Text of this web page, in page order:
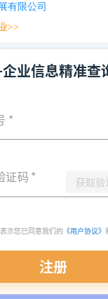
有限公司
>>
业信息精准查
*
证码 * 获取验
示您已同意我们的 《用户协议》
注册